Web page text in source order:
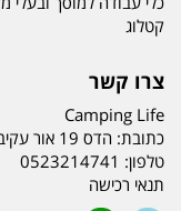
קטלוג
צרו קשר
Camping Life
כתובת: הדס 19 אור עקיבא
טלפון: 0523214741
תנאי רכישה